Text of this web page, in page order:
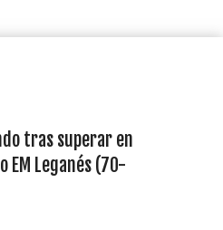
tras superar en
EM Leganés (70-